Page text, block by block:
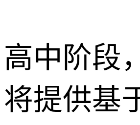
高中阶段
将提供基